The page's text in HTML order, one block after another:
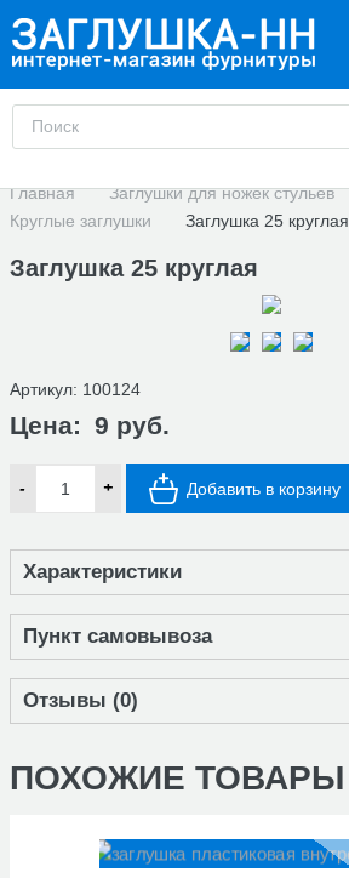
Главная
Заглушки для ножек стульев
Круглые заглушки
Заглушка 25 круглая
Заглушка 25 круглая
Артикул: 100124
Цена: 9 руб.
- + Добавить в корзину
Характеристики
Пункт самовывоза
Отзывы (0)
ПОХОЖИЕ ТОВАРЫ